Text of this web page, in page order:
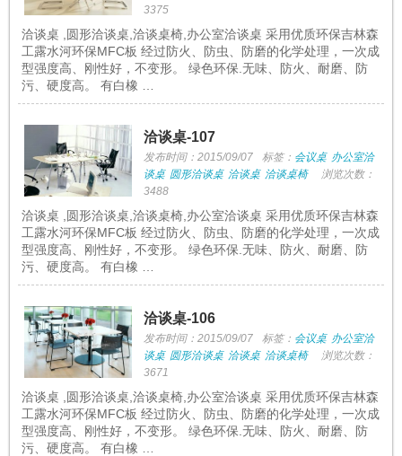
3375
洽谈桌 ,圆形洽谈桌,洽谈桌椅,办公室洽谈桌 采用优质环保吉林森
工露水河环保MFC板 经过防火、防虫、防磨的化学处理，一次成
型强度高、刚性好，不变形。 绿色环保.无味、防火、耐磨、防
污、硬度高。 有白橡 …
洽谈桌-107
发布时间：2015/09/07 标签： 会议桌 办公室洽
谈桌 圆形洽谈桌 洽谈桌 洽谈桌椅
浏览次数：
3488
洽谈桌 ,圆形洽谈桌,洽谈桌椅,办公室洽谈桌 采用优质环保吉林森
工露水河环保MFC板 经过防火、防虫、防磨的化学处理，一次成
型强度高、刚性好，不变形。 绿色环保.无味、防火、耐磨、防
污、硬度高。 有白橡 …
洽谈桌-106
发布时间：2015/09/07 标签： 会议桌 办公室洽
谈桌 圆形洽谈桌 洽谈桌 洽谈桌椅
浏览次数：
3671
洽谈桌 ,圆形洽谈桌,洽谈桌椅,办公室洽谈桌 采用优质环保吉林森
工露水河环保MFC板 经过防火、防虫、防磨的化学处理，一次成
型强度高、刚性好，不变形。 绿色环保.无味、防火、耐磨、防
污、硬度高。 有白橡 …